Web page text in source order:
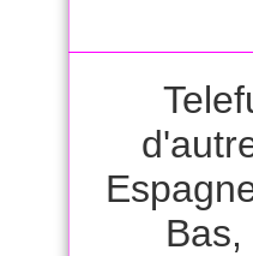
Bas,